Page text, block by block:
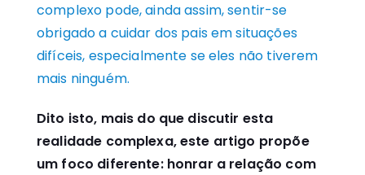
complexo pode, ainda assim, sentir-se
obrigado a cuidar dos pais em situações
difíceis, especialmente se eles não tiverem
mais ninguém.
Dito isto, mais do que discutir esta
realidade complexa, este artigo propõe
um foco diferente: honrar a relação com